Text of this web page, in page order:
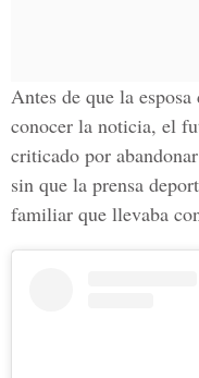
Antes de que la esposa
conocer la noticia, el
criticado por
sin que la prensa
familiar que llevaba